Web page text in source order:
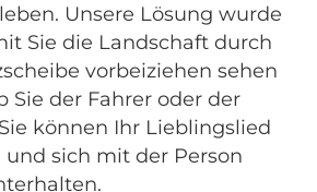
Unsere Lösung wurde
Sie die Landschaft durch
vorbeiziehen sehen
Sie der Fahrer oder der
können Ihr Lieblingslied
sich mit der Person